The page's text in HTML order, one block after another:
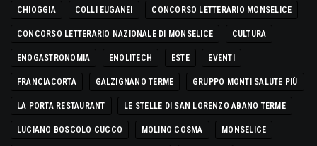
CHIOGGIA COLLI EUGANEI CONCORSO LETTERARIO MONSELICE
CONCORSO LETTERARIO NAZIONALE DI MONSELICE CULTURA
ENOGASTRONOMIA ENOLITECH ESTE EVENTI
FRANCIACORTA GALZIGNANO TERME GRUPPO MONTI SALUTE PIÙ
LA PORTA RESTAURANT LE STELLE DI SAN LORENZO ABANO TERME
LUCIANO BOSCOLO CUCCO MOLINO COSMA MONSELICE